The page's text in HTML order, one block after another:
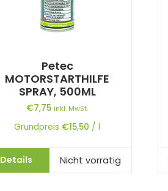
Petec
MOTORSTARTHILFE
SPRAY, 500ML
€7,75 inkl. MwSt.
Grundpreis €15,50 /l
Details Nicht vorrätig